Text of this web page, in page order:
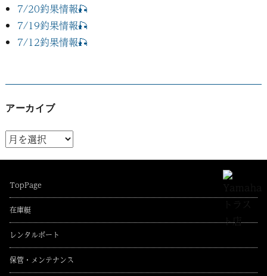
7/20釣果情報🎣
7/19釣果情報🎣
7/12釣果情報🎣
アーカイブ
ア
イ
ブ
TopPage
在庫艇
レンタルボート
保管・メンテナンス